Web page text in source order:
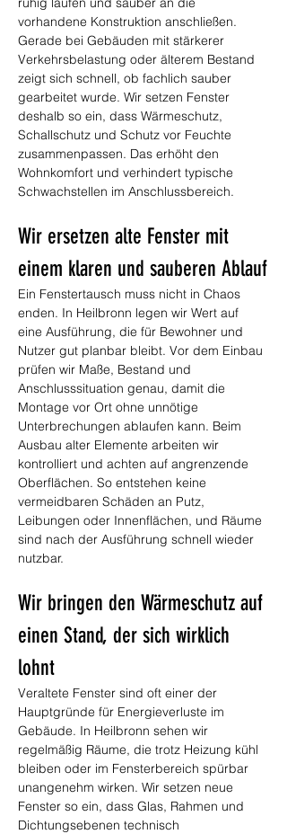
vorhandene Konstruktion anschließen.
Gerade bei Gebäuden mit stärkerer
Verkehrsbelastung oder älterem Bestand
zeigt sich schnell, ob fachlich sauber
gearbeitet wurde. Wir setzen Fenster
deshalb so ein, dass Wärmeschutz,
Schallschutz und Schutz vor Feuchte
zusammenpassen. Das erhöht den
Wohnkomfort und verhindert typische
Schwachstellen im Anschlussbereich.
Wir ersetzen alte Fenster mit
einem klaren und sauberen Ablauf
Ein Fenstertausch muss nicht in Chaos
enden. In Heilbronn legen wir Wert auf
eine Ausführung, die für Bewohner und
Nutzer gut planbar bleibt. Vor dem Einbau
prüfen wir Maße, Bestand und
Anschlusssituation genau, damit die
Montage vor Ort ohne unnötige
Unterbrechungen ablaufen kann. Beim
Ausbau alter Elemente arbeiten wir
kontrolliert und achten auf angrenzende
Oberflächen. So entstehen keine
vermeidbaren Schäden an Putz,
Leibungen oder Innenflächen, und Räume
sind nach der Ausführung schnell wieder
nutzbar.
Wir bringen den Wärmeschutz auf
einen Stand, der sich wirklich
lohnt
Veraltete Fenster sind oft einer der
Hauptgründe für Energieverluste im
Gebäude. In Heilbronn sehen wir
regelmäßig Räume, die trotz Heizung kühl
bleiben oder im Fensterbereich spürbar
unangenehm wirken. Wir setzen neue
Fenster so ein, dass Glas, Rahmen und
Dichtungsebenen technisch